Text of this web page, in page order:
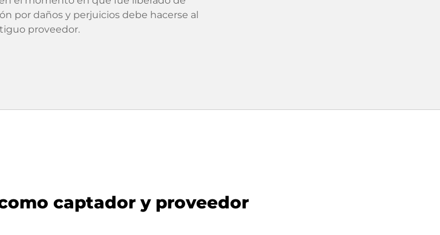
por daños y perjuicios debe hacerse al
proveedor.
captador y proveedor